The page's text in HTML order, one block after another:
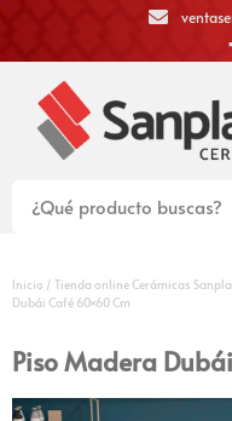
Inicio / Tienda online Cerámicas
Dubái Café 60×60 Cm
Piso Madera